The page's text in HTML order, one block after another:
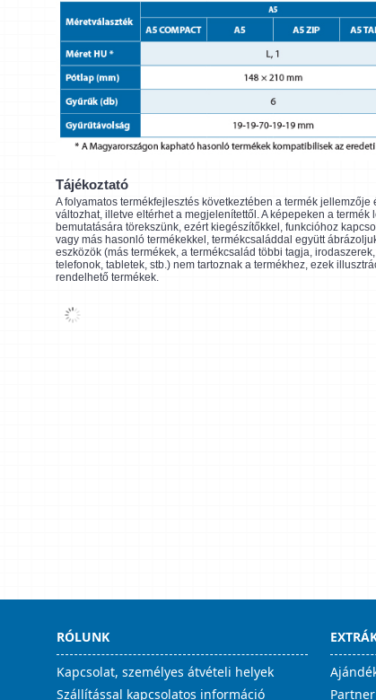
Tájékoztató
A folyamatos termékfejlesztés következtében a termék jellemzője
változhat, illetve eltérhet a megjelenítettől. A képepeken a termék
bemutatására törekszünk, ezért kiegészítőkkel, funkcióhoz
vagy más hasonló termékekkel, termékcsaláddal együtt
eszközök (más termékek, a termékcsalád többi tagja,
telefonok, tabletek, stb.) nem tartoznak a termékhez, ezek
rendelhető termékek.
RÓLUNK
Kapcsolat, személyes átvételi helyek
Szállítással kapcsolatos információ